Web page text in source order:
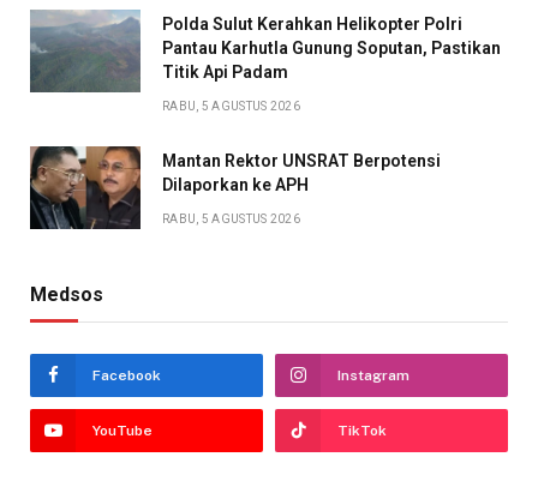
Polda Sulut Kerahkan Helikopter Polri
Pantau Karhutla Gunung Soputan, Pastikan
Titik Api Padam
RABU, 5 AGUSTUS 2026
Mantan Rektor UNSRAT Berpotensi
Dilaporkan ke APH
RABU, 5 AGUSTUS 2026
Medsos
Facebook Instagram
YouTube TikTok